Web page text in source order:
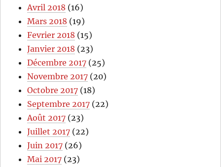
Avril 2018 (16)
Mars 2018 (19)
Fevrier 2018 (15)
Janvier 2018 (23)
Décembre 2017 (25)
Novembre 2017 (20)
Octobre 2017 (18)
Septembre 2017 (22)
Août 2017 (23)
Juillet 2017 (22)
Juin 2017 (26)
Mai 2017 (23)